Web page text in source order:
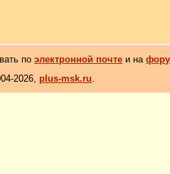
поэлектронной почте и на
2026, plus-msk.ru.